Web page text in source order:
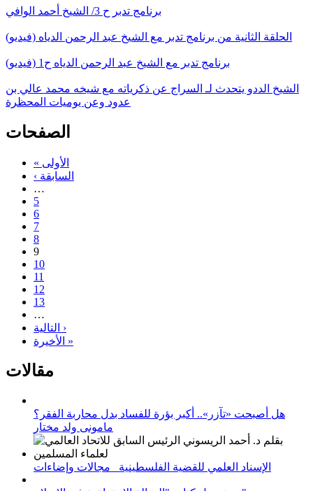
برنامج تدبر ح 3/ الشيخ أحمد الوافي
الحلقة الثانية من برنامج تدبر مع الشيخ عبد الرحمن الدياه (فيديو)
برنامج تدبر مع الشيخ عبد الرحمن الدياه ح1 (فيديو)
الشيخ الددو يتحدث لـ السراج عن ذكرياته مع شيخه محمد عالي بن
عدود وعن يوميات المحظرة
الصفحات
« الأولى
‹ السابقة
…
5
6
7
8
9
10
11
12
13
…
التالية ›
الأخيرة »
مقالات
هل أصبحت «تآزر».. أكبر بؤرة للفساد بدل محاربة الفقر؟
مامونى ولد مختار
الإسناد العلمي للقضية الفلسطينية_ مجالات وإضاءات